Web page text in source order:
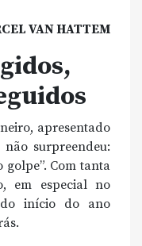
VAN HATTEM
apresentado
surpreendeu:
Com tanta
em especial no
início do ano